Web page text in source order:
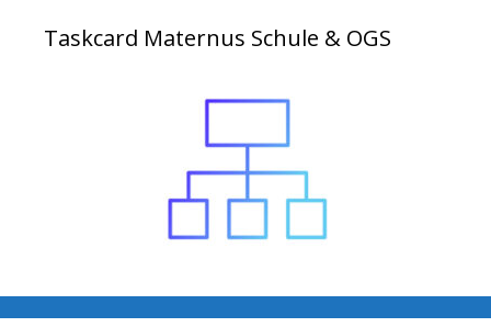
Taskcard Maternus Schule & OGS